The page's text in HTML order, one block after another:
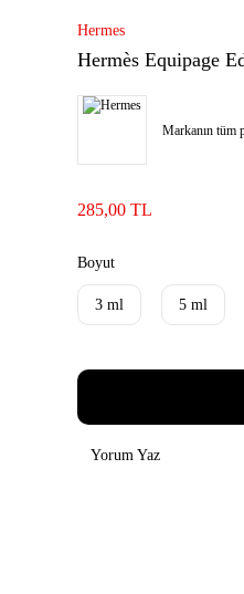
Hermes
Hermès Equipage
Markanın tüm
285,00 TL
Boyut
3 ml 5 ml
Yorum Yaz